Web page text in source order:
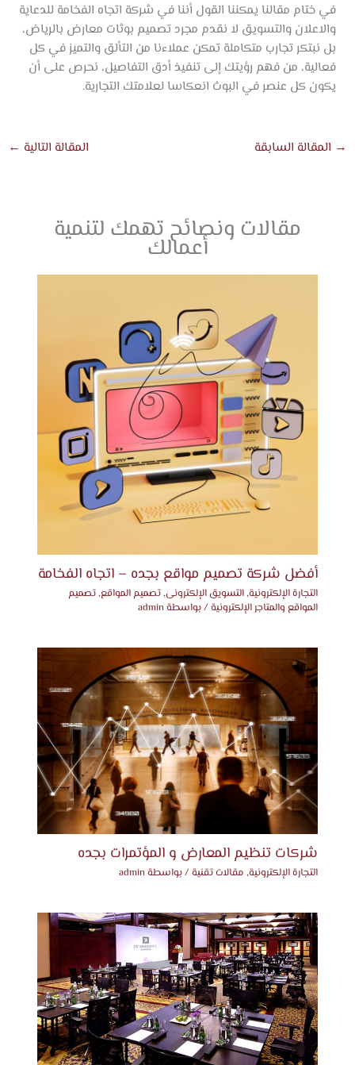
في ختام مقالنا يمكننا القول أننا في شركة اتجاه الفخامة للدعاية
والاعلان والتسويق لا نقدم مجرد تصميم بوثات معارض بالرياض،
بل نبتكر تجارب متكاملة تمكن عملاءنا من التألق والتميز في كل
فعالية، من فهم رؤيتك إلى تنفيذ أدق التفاصيل، نحرص على أن
يكون كل عنصر في البوث انعكاسا لعلامتك التجارية.
→ المقالة السابقة المقالة التالية ←
مقالات ونصائح تهمك لتنمية
أعمالك
أفضل شركة تصميم مواقع بجده – اتجاه الفخامة
التجارة الإلكترونية,التسويق الإلكترونى,تصميم المواقع,تصميم
المواقع والمتاجر الإلكترونية / بواسطة admin
شركات تنظيم المعارض و المؤتمرات بجده
التجارة الإلكترونية, مقالات تقنية / بواسطة admin